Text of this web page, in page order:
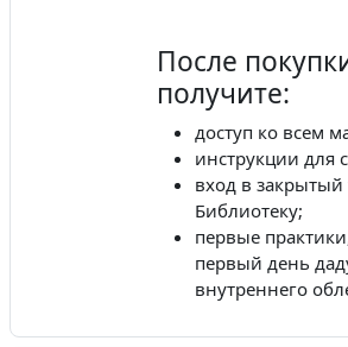
После
получите:
доступ ко всем
инструкции для
вход в закрытый
Библиотеку;
первые
первый день
внутреннего